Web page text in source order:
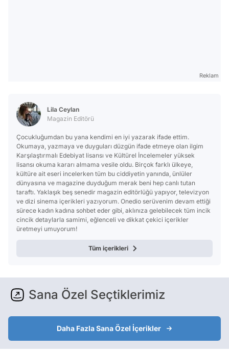
Reklam
Lila Ceylan
Magazin Editörü
Çocukluğumdan bu yana kendimi en iyi yazarak ifade ettim.
Okumaya, yazmaya ve duyguları düzgün ifade etmeye olan ilgim
Karşılaştırmalı Edebiyat lisansı ve Kültürel İncelemeler yüksek
lisansı okuma kararı almama vesile oldu. Birçok farklı ülkeye,
kültüre ait eseri incelerken tüm bu ciddiyetin yanında, ünlüler
dünyasına ve magazine duyduğum merak beni hep canlı tutan
taraftı. Yaklaşık beş senedir magazin editörlüğü yapıyor, televizyon
ve dizi sinema içerikleri yazıyorum. Onedio serüvenim devam ettiği
sürece kadın kadına sohbet eder gibi, aklınıza gelebilecek tüm incik
cincik detaylarla samimi, eğlenceli ve dikkat çekici içerikler
üretmeyi umuyorum!
Tüm içerikleri
Sana Özel Seçtiklerimiz
Daha Fazla Sana Özel İçerikler